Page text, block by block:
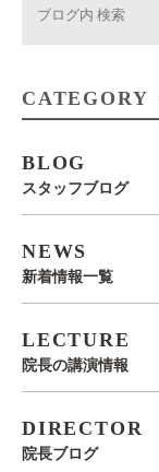
CATEGORY
BLOG
スタッフブログ
NEWS
新着情報一覧
LECTURE
院長の講演情報
DIRECTOR
院長ブログ